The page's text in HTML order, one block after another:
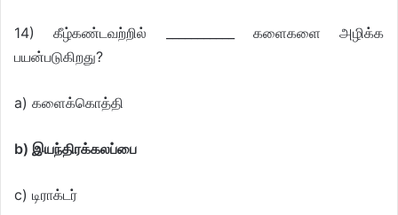
14) கீழ்கண்டவற்றில் ___________ களைகளை அழிக்க
பயன்படுகிறது?
a) களைக்கொத்தி
b) இயந்திரக்கலப்பை
c) டிராக்டர்